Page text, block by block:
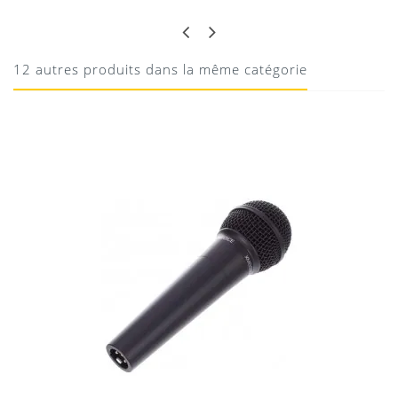
21/01/2017
Téléchargement
12 autres produits dans la même catégorie
Location Micro fil Beyerdynamic TGV-30